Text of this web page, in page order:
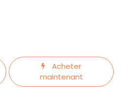
Acheter
maintenant